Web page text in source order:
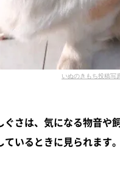
いぬのきもち投稿写
さは、気になる物音や
いるときに見られます。